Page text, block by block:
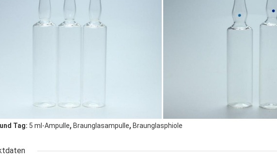
Tag: 5 ml-Ampulle, Braunglasampulle, Braunglasphiole